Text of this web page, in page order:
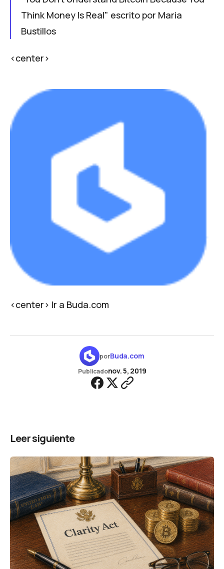
Think Money Is Real" escrito por Maria
Bustillos
<center>
<center> Ir a Buda.com
porBuda.com
Publicadonov. 5, 2019
Leer siguiente